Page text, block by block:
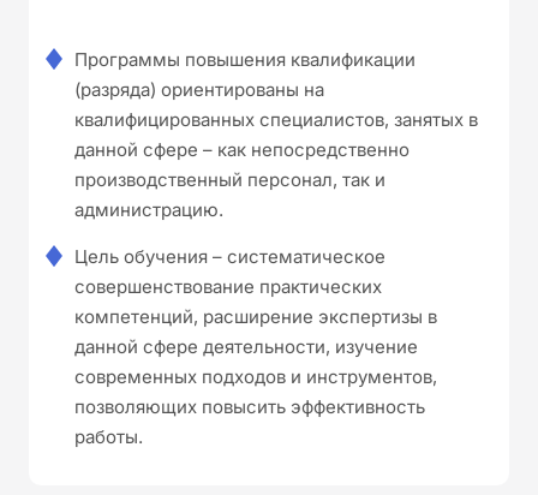
Программы повышения квалификации
(разряда) ориентированы на
квалифицированных специалистов, занятых в
данной сфере – как непосредственно
производственный персонал, так и
администрацию.
Цель обучения – систематическое
совершенствование практических
компетенций, расширение экспертизы в
данной сфере деятельности, изучение
современных подходов и инструментов,
позволяющих повысить эффективность
работы.